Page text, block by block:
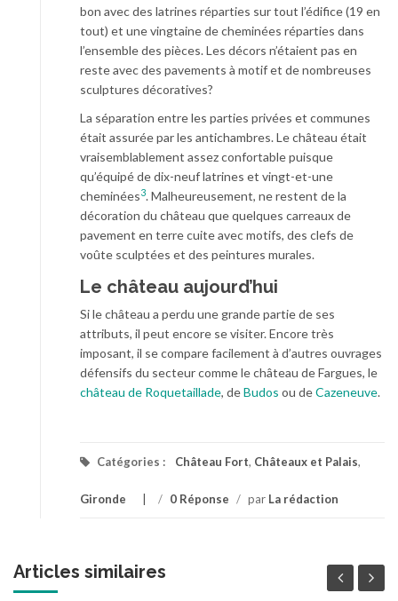
bon avec des latrines réparties sur tout l’édifice (19 en
tout) et une vingtaine de cheminées réparties dans
l’ensemble des pièces. Les décors n’étaient pas en
reste avec des pavements à motif et de nombreuses
sculptures décoratives?
La séparation entre les parties privées et communes
était assurée par les antichambres. Le château était
vraisemblablement assez confortable puisque
qu’équipé de dix-neuf latrines et vingt-et-une
cheminées3. Malheureusement, ne restent de la
décoration du château que quelques carreaux de
pavement en terre cuite avec motifs, des clefs de
voûte sculptées et des peintures murales.
Le château aujourd’hui
Si le château a perdu une grande partie de ses
attributs, il peut encore se visiter. Encore très
imposant, il se compare facilement à d’autres ouvrages
défensifs du secteur comme le château de Fargues, le
château de Roquetaillade, deBudos ou deCazeneuve.
Catégories : Château Fort, Châteaux et Palais,
Gironde / 0 Réponse / par La rédaction
Articles similaires